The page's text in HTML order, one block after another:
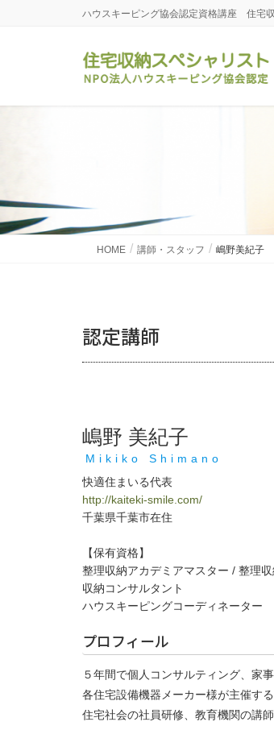
ハウスキーピング協会認定資格講座 住宅
HOME 講師・スタッフ 嶋野美紀子
認定講師
嶋野 美紀子
Mikiko Shimano
快適住まいる代表
http://kaiteki-smile.com/
千葉県千葉市在住
【保有資格】
整理収納アカデミアマスター / 整理
収納コンサルタント
ハウスキーピングコーディネーター
プロフィール
５年間で個人コンサルティング、家
各住宅設備機器メーカー様が主催す
住宅社会の社員研修、教育機関の講